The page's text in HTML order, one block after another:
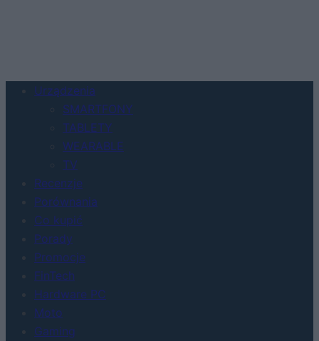
Urządzenia
SMARTFONY
TABLETY
WEARABLE
TV
Recenzje
Porównania
Co kupić
Porady
Promocje
FinTech
Hardware PC
Moto
Gaming